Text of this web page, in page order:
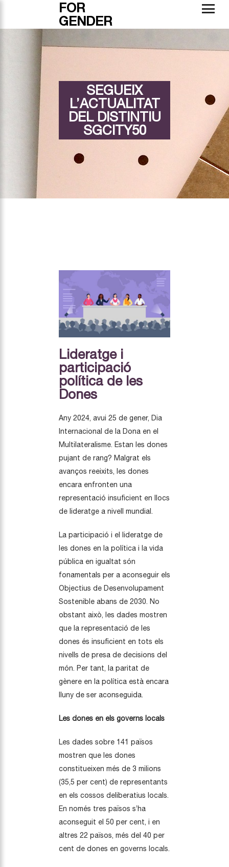
FOR
GENDER
SEGUEIX
L’ACTUALITAT
DEL DISTINTIU
SGCITY50
Lideratge i
participació
política de les
Dones
Any 2024, avui 25 de gener, Dia
Internacional de la Dona en el
Multilateralisme. Estan les dones
pujant de rang? Malgrat els
avanços reeixits, les dones
encara enfronten una
representació insuficient en llocs
de lideratge a nivell mundial.
La participació i el lideratge de
les dones en la política i la vida
pública en igualtat són
fonamentals per a aconseguir els
Objectius de Desenvolupament
Sostenible abans de 2030. No
obstant això, les dades mostren
que la representació de les
dones és insuficient en tots els
nivells de presa de decisions del
món. Per tant, la paritat de
gènere en la política està encara
lluny de ser aconseguida.
Les dones en els governs locals
Les dades sobre 141 països
mostren que les dones
constitueixen més de 3 milions
(35,5 per cent) de representants
en els cossos deliberatius locals.
En només tres països s’ha
aconseguit el 50 per cent, i en
altres 22 països, més del 40 per
cent de dones en governs locals.